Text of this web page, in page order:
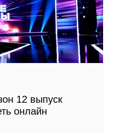
12 выпуск
онлайн